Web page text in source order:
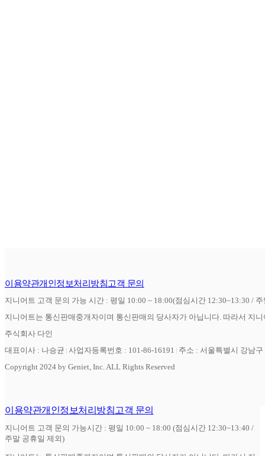
이용약관개인정보처리방침고객 문의
지니어트 고객 문의 가능 시간 : 평일 10:00 ~ 18:00(점심시간 12:30~13:30 /
지니어트는 통신판매중개자이며 통신판매의 당사자가 아닙니다. 따라서 지
주식회사 다인
대표이사 : 나승균 사업자등록번호 : 101-86-16191
주소 : 서울특별시 강남
Copyright 2024 by Geniet, Inc. ALL Rights Reserved
이용약관개인정보처리방침고객 문의
지니어트 고객 문의 가능시간 : 평일 10:00 ~ 18:00 (점심시간 12:30~13:40 /
주말 공휴일 제외)